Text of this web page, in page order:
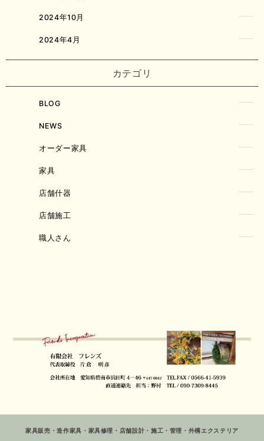
2024年10月
2024年4月
カテゴリ
BLOG
NEWS
オーダー家具
家具
店舗什器
店舗施工
職人さん
家具販売・造作家具・家具修理・店舗設計・施工・管理・外構エクステリア